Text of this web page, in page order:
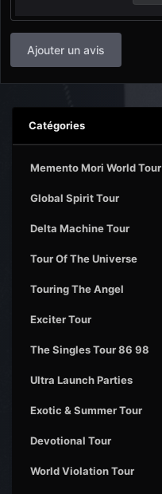
Ajouter un avis
Catégories
Memento Mori World Tour
Global Spirit Tour
Delta Machine Tour
Tour Of The Universe
Touring The Angel
Exciter Tour
The Singles Tour 86 98
Ultra Launch Parties
Exotic & Summer Tour
Devotional Tour
World Violation Tour